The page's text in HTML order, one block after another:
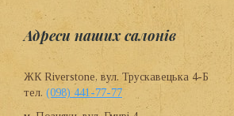
Адреси наших салонів
ЖК Riverstone, вул. Трускавецька 4-Б
тел. (098) 441-77-77